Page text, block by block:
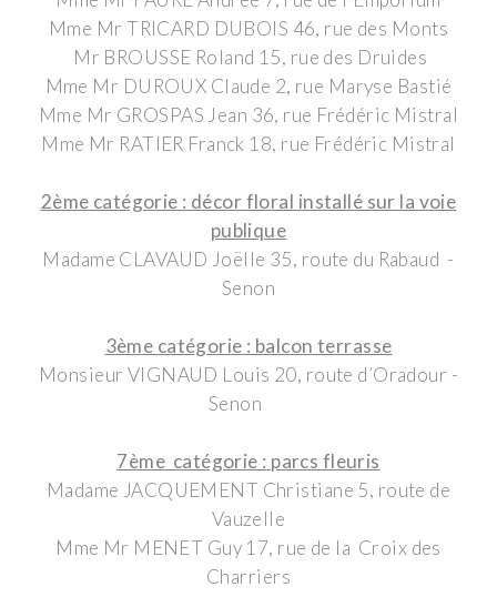
Mme Mr TRICARD DUBOIS 46, rue des Monts
Mr BROUSSE Roland 15, rue des Druides
Mme Mr DUROUX Claude 2, rue Maryse Bastié
Mme Mr GROSPAS Jean 36, rue Frédéric Mistral
Mme Mr RATIER Franck 18, rue Frédéric Mistral
2ème catégorie : décor floral installé sur la voie
publique
Madame CLAVAUD Joëlle 35, route du Rabaud -
Senon
3ème catégorie : balcon terrasse
Monsieur VIGNAUD Louis 20, route d’Oradour -
Senon
7ème catégorie : parcs fleuris
Madame JACQUEMENT Christiane 5, route de
Vauzelle
Mme Mr MENET Guy 17, rue de la Croix des
Charriers